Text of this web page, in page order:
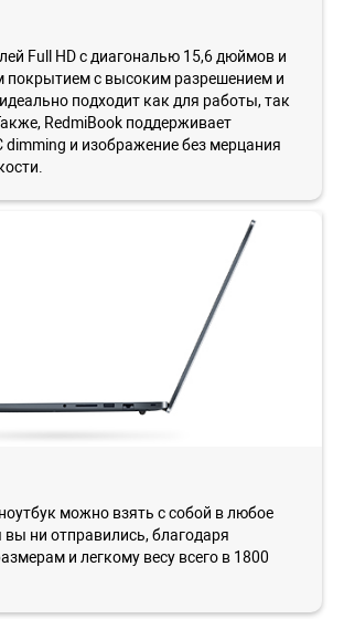
Full HD с диагональю 15,6 дюймов и
покрытием с высоким разрешением и
подходит как для работы, так
RedmiBook поддерживает
dimming и изображение без мерцания
можно взять с собой в любое
вы ни отправились, благодаря
и легкому весу всего в 1800